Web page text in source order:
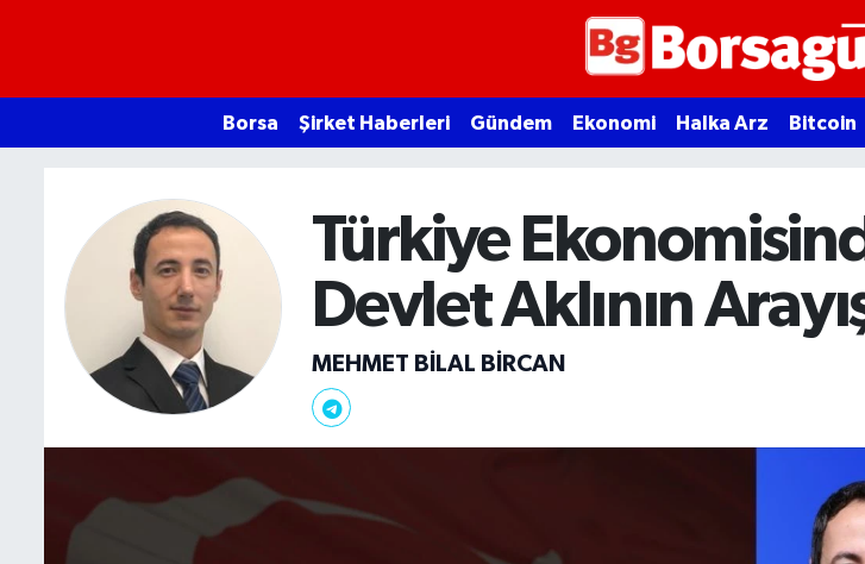
Borsa Şirket Haberleri Gündem Ekonomi Halka Arz Bitcoin
Türkiye
Devlet Aklının
MEHMET BILAL BİRCAN
Ekonomi
Emtia
Galeri
Gündem
Şirket Haberleri
Borsa Gundem